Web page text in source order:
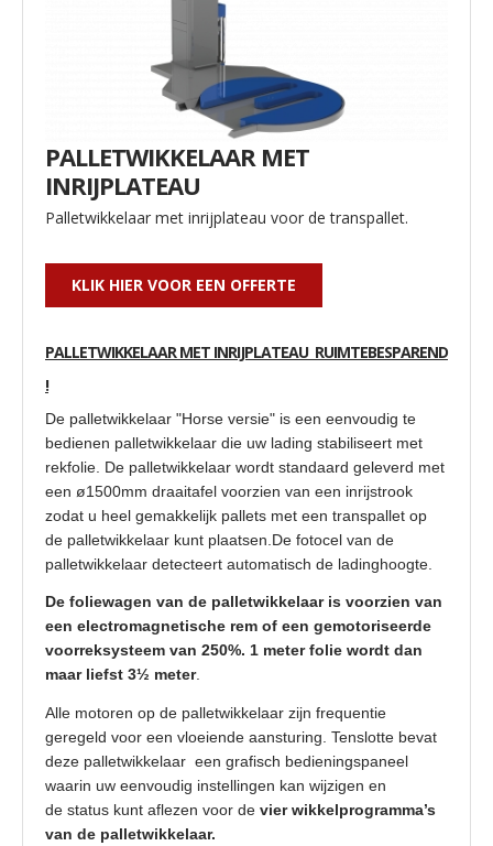
PALLETWIKKELAAR MET
INRIJPLATEAU
Palletwikkelaar met inrijplateau voor de transpallet.
KLIK HIER VOOR EEN OFFERTE
PALLETWIKKELAAR MET INRIJPLATEAU RUIMTEBESPAREND
!
De palletwikkelaar "Horse versie" is een eenvoudig te
bedienen palletwikkelaar die uw lading stabiliseert met
rekfolie. De palletwikkelaar wordt standaard geleverd met
een ø1500mm draaitafel voorzien van een inrijstrook
zodat u heel gemakkelijk pallets met een transpallet op
de palletwikkelaar kunt plaatsen.De fotocel van de
palletwikkelaar detecteert automatisch de ladinghoogte.
De foliewagen van de palletwikkelaar is voorzien van
een electromagnetische rem of een gemotoriseerde
voorreksysteem van 250%. 1 meter folie wordt dan
maar liefst 3½ meter.
Alle motoren op de palletwikkelaar zijn frequentie
geregeld voor een vloeiende aansturing. Tenslotte bevat
deze palletwikkelaar een grafisch bedieningspaneel
waarin uw eenvoudig instellingen kan wijzigen en
de status kunt aflezen voor de vier wikkelprogramma’s
van de palletwikkelaar.